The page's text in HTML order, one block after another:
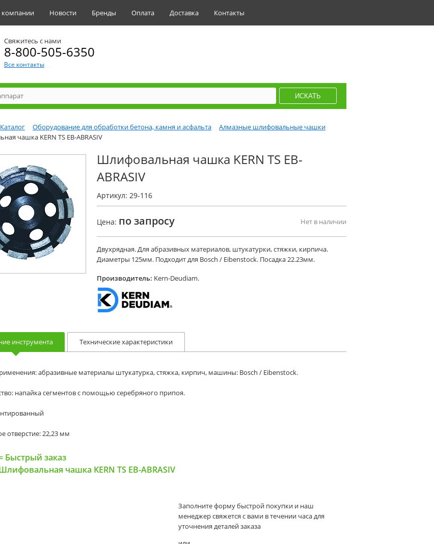
Новости Бренды Оплата Доставка Контакты
Свяжитесь с нами
8-800-505-6350
Все контакты
Каталог Оборудование для обработки бетона, камня и асфальта
Алмазные шлифовальные чашки
чашка KERN TS EB-ABRASIV
Шлифовальная чашка KERN TS EB-
ABRASIV
Артикул: 29-116
Цена: по запросу Нет в наличии
Двухрядная. Для абразивных материалов, штукатурки, стяжки, кирпича.
Диаметры 125мм. Подходит для Bosch / Eibenstock. Посадка 22.23мм.
Производитель: Kern-Deudiam.
инструмента Технические характеристики
абразивные материалы штукатурка, стяжка, кирпич, машины: Bosch / Eibenstock.
напайка сегментов с помощью серебряного припоя.
отверстие: 22,23 мм
Быстрый заказ
чашка KERN TS EB-ABRASIV
Заполните форму быстрой покупки и наш
менеджер свяжется с вами в течении часа для
уточнения деталей заказа